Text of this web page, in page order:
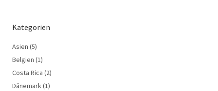
Kategorien
Asien (5)
Belgien (1)
Costa Rica (2)
Dänemark(1)